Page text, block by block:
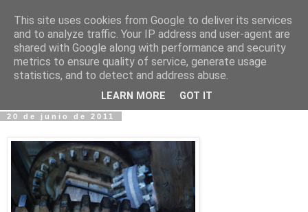
Fotos y Cosas
Miguel Sáenz de Santa María Elizalde
"Un blog es como un diario, pero sin candado".
20 de junio de 2011
This site uses cookies from Google to deliver its services
and to analyze traffic. Your IP address and user-agent are
shared with Google along with performance and security
metrics to ensure quality of service, generate usage
statistics, and to detect and address abuse.
LEARN MORE GOT IT